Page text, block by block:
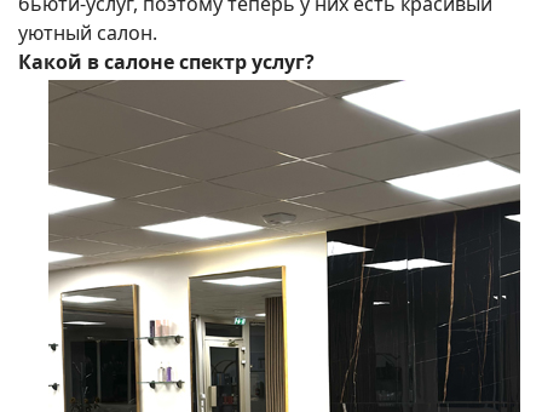
уютный салон.
Какой в салоне спектр услуг?